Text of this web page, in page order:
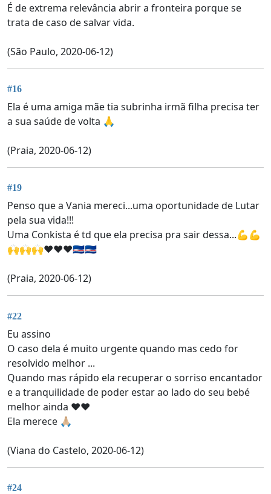
É de extrema relevância abrir a fronteira porque se
trata de caso de salvar vida.
(São Paulo, 2020-06-12)
#16
Ela é uma amiga mãe tia subrinha irmã filha precisa ter
a sua saúde de volta 🙏
(Praia, 2020-06-12)
#19
Penso que a Vania mereci...uma oportunidade de Lutar
pela sua vida!!!
Uma Conkista é td que ela precisa pra sair dessa...💪💪
🙌🙌🙌❤❤❤🇨🇻🇨🇻
(Praia, 2020-06-12)
#22
Eu assino
O caso dela é muito urgente quando mas cedo for
resolvido melhor ...
Quando mas rápido ela recuperar o sorriso encantador
e a tranquilidade de poder estar ao lado do seu bebé
melhor ainda ❤️❤️
Ela merece 🙏🏼
(Viana do Castelo, 2020-06-12)
#24